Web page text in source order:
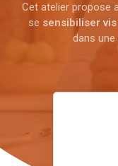
Cet atelier propose
se sensibiliser
dans